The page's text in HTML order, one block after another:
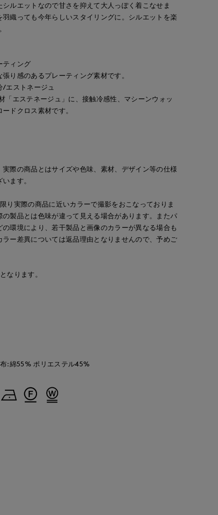
シルエットなので甘さを抑えて大人っぽく着こなせま
織っても今年らしいスタイリングに。シルエットを楽
ティング
り感のあるプレーティング素材です。
エストネージュ
「エステネージュ」に、接触冷感性、マシーンウォッ
ドクロス素材です。
際の商品とはサイズや色味、素材、デザイン等の仕様
ます。
り実際の商品に近いカラーで撮影をおこなっておりま
製品とは色味が違って見える場合があります。またパ
環境により、若干製品と画像のカラーが異なる場合も
ラー差異については返品理由となりませんので、予めご
なります。
:綿55% ポリエステル45%